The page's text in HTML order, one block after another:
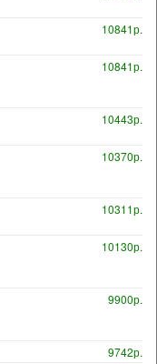
10841р.
10841р.
10443р.
10370р.
10311р.
10130р.
9900р.
9742р.